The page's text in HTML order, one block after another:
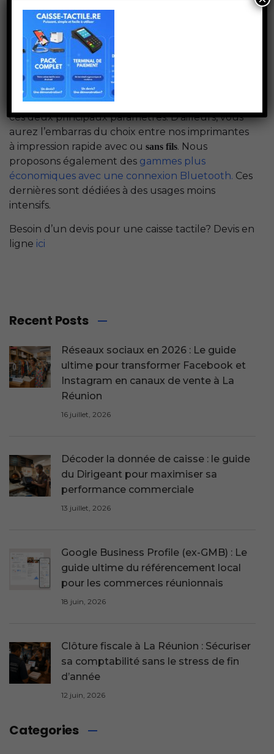
l’expert les plus à même d’accompagner les
commerçants du
clientèle, l’équipe de la boutique ne lésine pas sur
la qualité des appareils. En effet, une imprimante
à ticket de caisse se doit de répondre à des
critères de rapidité et de fiabilité. Nos imprimantes
thermiques sont ainsi sélectionnées sur la base de
ces deux principaux paramètres. D’ailleurs, vous
aurez l’embarras du choix entre nos imprimantes
à impression rapide avec ou sans fils. Nous
proposons également des gammes plus
économiques avec une connexion Bluetooth. Ces
dernières sont dédiées à des usages moins
intensifs.
Besoin d’un devis pour une caisse tactile? Devis en
ligne ici
Recent Posts
Réseaux sociaux en 2026 : Le guide
ultime pour transformer Facebook et
Instagram en canaux de vente à La
Réunion
16 juillet, 2026
Décoder la donnée de caisse : le guide
du Dirigeant pour maximiser sa
performance commerciale
13 juillet, 2026
Google Business Profile (ex-GMB) : Le
guide ultime du référencement local
pour les commerces réunionnais
18 juin, 2026
Clôture fiscale à La Réunion : Sécuriser
sa comptabilité sans le stress de fin
d’année
12 juin, 2026
Categories